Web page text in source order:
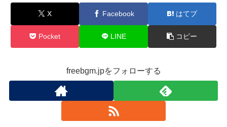
X Facebook はてブ
Pocket LINE コピー
freebgm.jpをフォローする